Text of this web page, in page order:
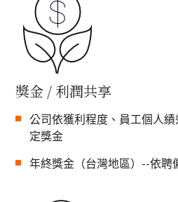
獎金 / 利潤共享
公司依獲利程度、員工個人
定獎金
年終獎金（台灣地區）--依聘